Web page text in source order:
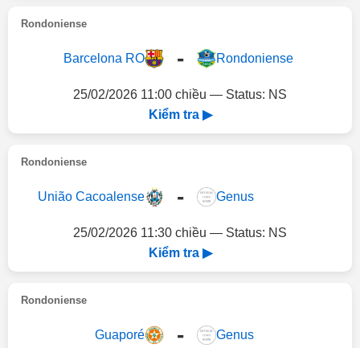
Rondoniense
Barcelona RO - Rondoniense
25/02/2026 11:00 chiều — Status: NS
Kiểm tra ▶
Rondoniense
União Cacoalense - Genus
25/02/2026 11:30 chiều — Status: NS
Kiểm tra ▶
Rondoniense
Guaporé - Genus